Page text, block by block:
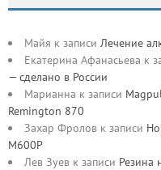
Майя к записи Лечение
Екатерина Афанасьева к
— сделано в России
Марианна к записи
Remington 870
Захар Фролов к записи
M600P
Лев Зуев к записи Резина